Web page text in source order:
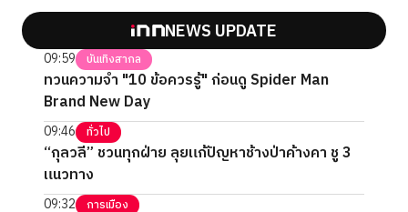
NEWS UPDATE
09:59 บันเทิงสากล
ทวนความจำ "10 ข้อควรรู้" ก่อนดู Spider Man
Brand New Day
09:46 ทั่วไป
“กุลวลี” ชวนทุกฝ่าย ลุยแก้ปัญหาช้างป่าค้างคา ชู 3
แนวทาง
09:32 การเมือง